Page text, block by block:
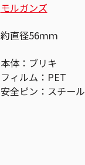
モルガンズ
約直径56ｍｍ
本体：ブリキ
フィルム：PET
安全ピン：スチール